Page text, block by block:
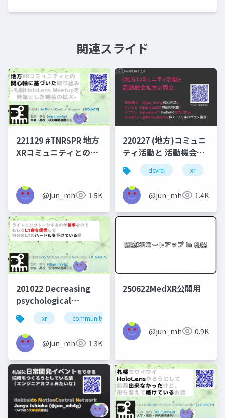
関連スライド
221129 #TNRSPR 地方
XRコミュニティとの関
@jun_mh4g1.5K
220227 (地方)コミュニ
ティ活動と 活動機会拡
大の両立devrel xr
@jun_mh4g1.4K
201022 Decreasing
psychological
difficulty of short
presentation by
joining organizing
member of online
seminar
xr community design
@jun_mh4g1.3K
250622MedXR公開用
@jun_mh4g0.9K